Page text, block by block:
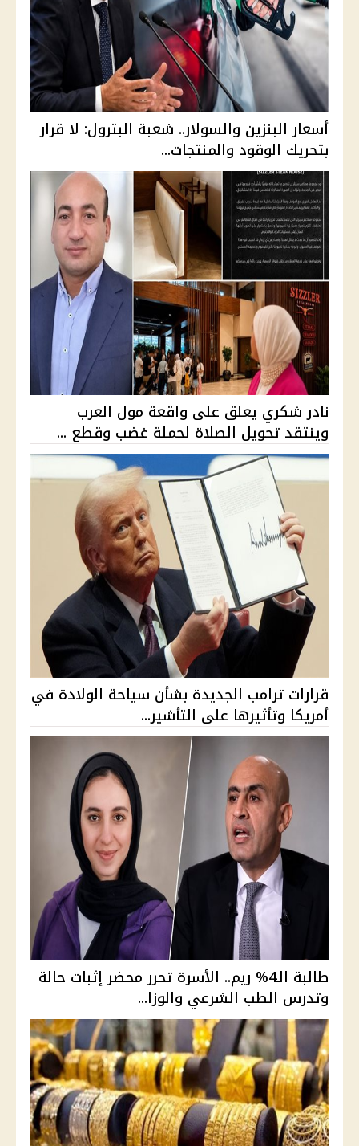
أسعار البنزين والسولار.. شعبة البترول: لا قرار
بتحريك الوقود والمنتجات...
نادر شكري يعلق على واقعة مول العرب
وينتقد تحويل الصلاة لحملة غضب وقطع ...
قرارات ترامب الجديدة بشأن سياحة الولادة في
أمريكا وتأثيرها على التأشير...
طالبة الـ4% ريم.. الأسرة تحرر محضر إثبات حالة
وتدرس الطب الشرعي والوزا...